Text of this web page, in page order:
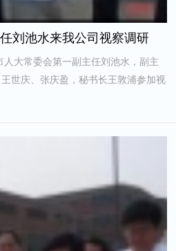
刘池水来我公司视察调研
大常委会第一副主任刘池水，副主
世庆、张庆盈，秘书长王敦浦参加视
市政府特邀咨询宋锡坤，中...